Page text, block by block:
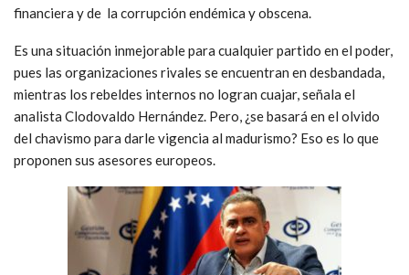
financiera y de la corrupción endémica y obscena.
Es una situación inmejorable para cualquier partido en el poder,
pues las organizaciones rivales se encuentran en desbandada,
mientras los rebeldes internos no logran cuajar, señala el
analista Clodovaldo Hernández. Pero, ¿se basará en el olvido
del chavismo para darle vigencia al madurismo? Eso es lo que
proponen sus asesores europeos.